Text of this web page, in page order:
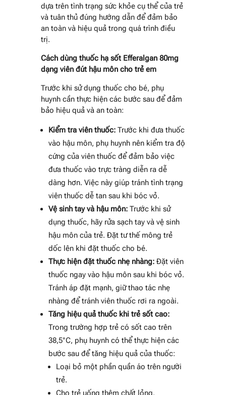
dựa trên tình trạng sức khỏe cụ thể của trẻ
và tuân thủ đúng hướng dẫn để đảm bảo
an toàn và hiệu quả trong quá trình điều
trị.
Cách dùng thuốc hạ sốt Efferalgan 80mg
dạng viên đút hậu môn cho trẻ em
Trước khi sử dụng thuốc cho bé, phụ
huynh cần thực hiện các bước sau để đảm
bảo hiệu quả và an toàn:
Kiểm tra viên thuốc:Trước khi đưa thuốc
vào hậu môn, phụ huynh nên kiểm tra độ
cứng của viên thuốc để đảm bảo việc
đưa thuốc vào trực tràng diễn ra dễ
dàng hơn. Việc này giúp tránh tình trạng
viên thuốc dễ tan sau khi bóc vỏ.
Vệ sinh tay và hậu môn:Trước khi sử
dụng thuốc, hãy rửa sạch tay và vệ sinh
hậu môn của trẻ. Đặt tư thế mông trẻ
dốc lên khi đặt thuốc cho bé.
Thực hiện đặt thuốc nhẹ nhàng:Đặt viên
thuốc ngay vào hậu môn sau khi bóc vỏ.
Tránh áp đặt mạnh, giữ thao tác nhẹ
nhàng để tránh viên thuốc rơi ra ngoài.
Tăng hiệu quả thuốc khi trẻ sốt cao:
Trong trường hợp trẻ có sốt cao trên
38,5°C, phụ huynh có thể thực hiện các
bước sau để tăng hiệu quả của thuốc:
Loại bỏ một phần quần áo trên người
trẻ.
Cho trẻ uống thêm chất lỏng.